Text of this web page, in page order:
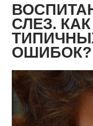
СЛЕЗ.
ОШИБОК?